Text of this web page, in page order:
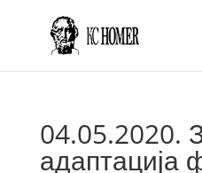
04.05.2020.
адаптација